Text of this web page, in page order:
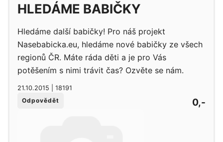
HLEDÁME BABIČKY
Hledáme další babičky! Pro náš projekt
Nasebabicka.eu, hledáme nové babičky ze všech
regionů ČR. Máte ráda děti a je pro Vás
potěšením s nimi trávit čas? Ozvěte se nám.
21.10.2015 | 18191
Odpovědět
0,-